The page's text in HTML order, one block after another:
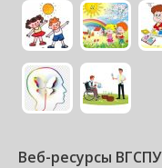
Веб-ресурсы ВГСПУ